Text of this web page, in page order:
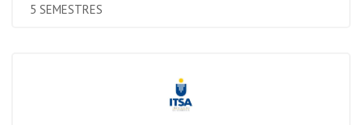
5 SEMESTRES